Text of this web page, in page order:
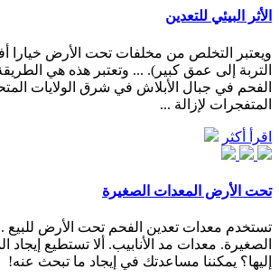
الأثر البيئي للتعدين
ويعتبر التخلص من مخلفات تحت الأرض خيارا
التربة إلى عمق كبير). ... وتعتبر هذه هي
الفحم في جبال الأبلاش في شرق الولايات
المتفجرات لإزالة ...
اقرأ أكثر
تحت الأرض المعدات الصغيرة
تستخدم معدات تعدين الفحم تحت الأرض للبيع
الصغيرة. معدات مد الأنابيب. ألا تستطيع إيجاد
إليها؟ يمكننا مساعدتك في إيجاد ما تبحث عنه!